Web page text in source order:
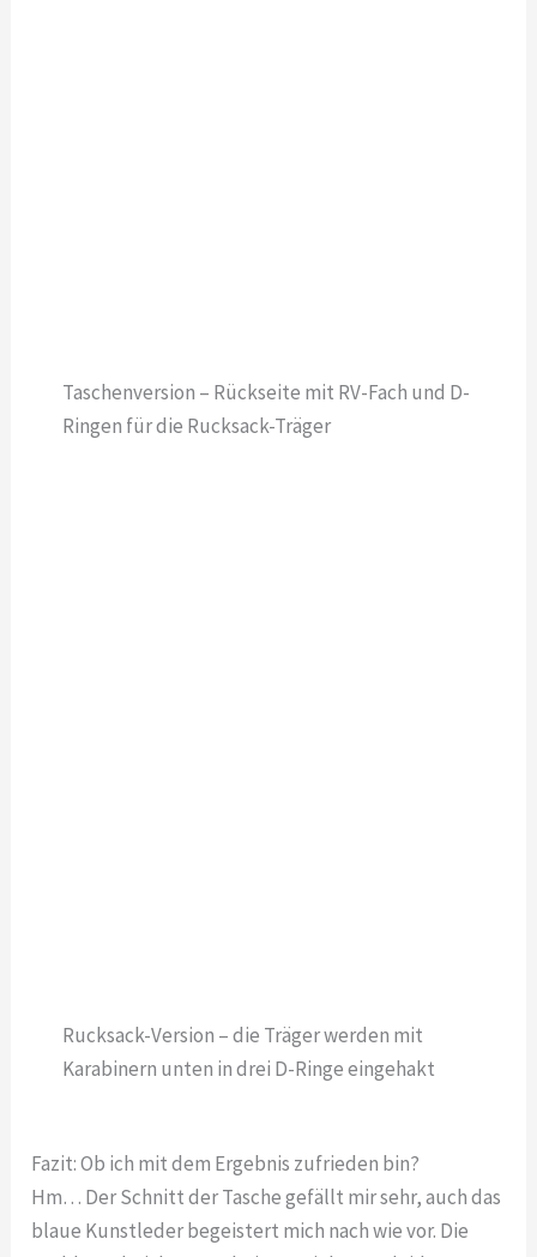
Taschenversion – Rückseite mit RV-Fach und D-
Ringen für die Rucksack-Träger
Rucksack-Version – die Träger werden mit
Karabinern unten in drei D-Ringe eingehakt
Fazit: Ob ich mit dem Ergebnis zufrieden bin?
Hm… Der Schnitt der Tasche gefällt mir sehr, auch das
blaue Kunstleder begeistert mich nach wie vor. Die